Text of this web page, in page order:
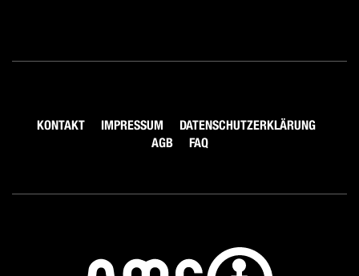
KONTAKT IMPRESSUM
DATENSCHUTZERKLÄRUNG
AGB
FAQ